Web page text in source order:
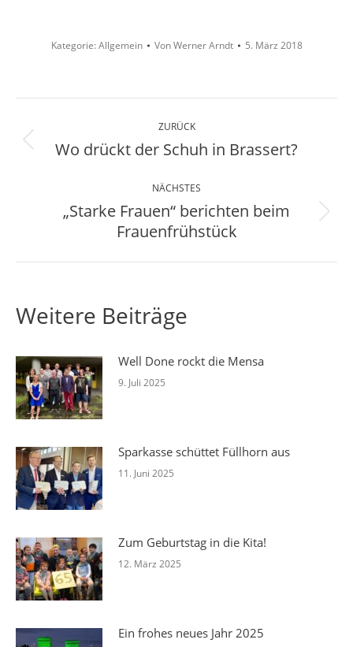
Kategorie:Allgemein VonWerner Arndt 5. März 2018
Kommentarnavigation
ZURÜCK
Vorheriger
Wo drückt der Schuh in Brassert?
NÄCHSTES
Nächster
Beitrag:
„Starke Frauen“ berichten beim
Frauenfrühstück
Weitere Beiträge
Well Done rockt die Mensa
9. Juli 2025
Sparkasse schüttet Füllhorn aus
11. Juni 2025
Zum Geburtstag in die Kita!
12. März 2025
Ein frohes neues Jahr 2025